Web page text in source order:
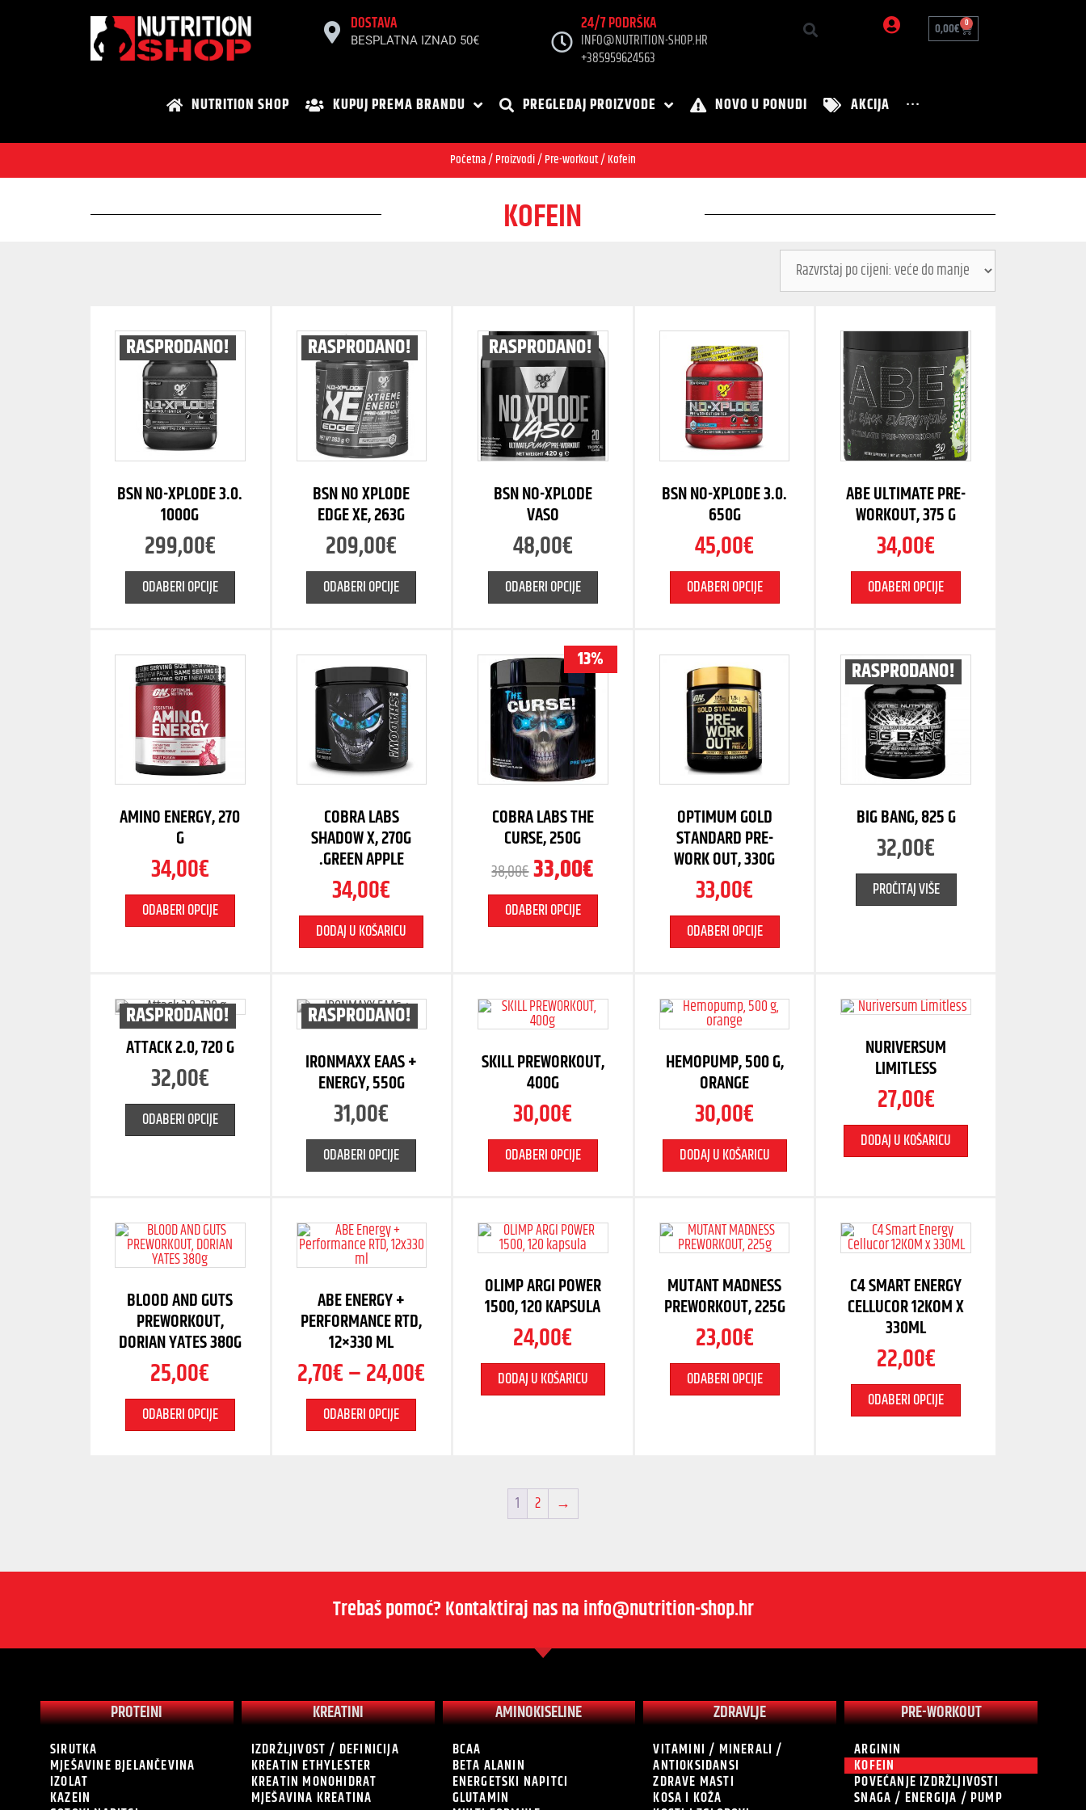
DOSTAVA
BESPLATNA IZNAD 50€
24/7 PODRŠKA
INFO@NUTRITION-SHOP.HR
+385959624563
0,00€ 0
NUTRITION SHOP KUPUJ PREMA BRANDU PREGLEDAJ PROIZVODE NOVO U PONUDI AKCIJA
···
Početna/Proizvodi/Pre-workout/ Kofein
KOFEIN
RASPRODANO!
BSN NO-XPLODE 3.0.
1000G
299,00€
ODABERI OPCIJE
RASPRODANO!
BSN NO XPLODE
EDGE XE, 263G
209,00€
ODABERI OPCIJE
RASPRODANO!
BSN NO-XPLODE
VASO
48,00€
ODABERI OPCIJE
BSN NO-XPLODE 3.0.
650G
45,00€
ODABERI OPCIJE
ABE ULTIMATE PRE-
WORKOUT, 375 G
34,00€
ODABERI OPCIJE
AMINO ENERGY, 270
G
34,00€
ODABERI OPCIJE
COBRA LABS
SHADOW X, 270G
.GREEN APPLE
34,00€
DODAJ U KOŠARICU
13%
COBRA LABS THE
CURSE, 250G
38,00€33,00€
ODABERI OPCIJE
OPTIMUM GOLD
STANDARD PRE-
WORK OUT, 330G
33,00€
ODABERI OPCIJE
RASPRODANO!
BIG BANG, 825 G
32,00€
PROČITAJ VIŠE
RASPRODANO!
ATTACK 2.0, 720 G
32,00€
ODABERI OPCIJE
RASPRODANO!
IRONMAXX EAAS +
ENERGY, 550G
31,00€
ODABERI OPCIJE
SKILL PREWORKOUT,
400G
30,00€
ODABERI OPCIJE
HEMOPUMP, 500 G,
ORANGE
30,00€
DODAJ U KOŠARICU
NURIVERSUM
LIMITLESS
27,00€
DODAJ U KOŠARICU
BLOOD AND GUTS
PREWORKOUT,
DORIAN YATES 380G
25,00€
ODABERI OPCIJE
ABE ENERGY +
PERFORMANCE RTD,
12×330 ML
2,70€–24,00€
ODABERI OPCIJE
OLIMP ARGI POWER
1500, 120 KAPSULA
24,00€
DODAJ U KOŠARICU
MUTANT MADNESS
PREWORKOUT, 225G
23,00€
ODABERI OPCIJE
C4 SMART ENERGY
CELLUCOR 12KOM X
330ML
22,00€
ODABERI OPCIJE
1 2 →
Trebaš pomoć? Kontaktiraj nas na info@nutrition-shop.hr
PROTEINI
SIRUTKA
MJEŠAVINE BJELANČEVINA
IZOLAT
KAZEIN
KREATINI
IZDRŽLJIVOST / DEFINICIJA
KREATIN ETHYLESTER
KREATIN MONOHIDRAT
MJEŠAVINA KREATINA
AMINOKISELINE
BCAA
BETA ALANIN
ENERGETSKI NAPITCI
GLUTAMIN
ZDRAVLJE
VITAMINI / MINERALI /
ANTIOKSIDANSI
ZDRAVE MASTI
KOSA I KOŽA
PRE-WORKOUT
ARGININ
KOFEIN
POVEĆANJE IZDRŽLJIVOSTI
SNAGA / ENERGIJA / PUMP